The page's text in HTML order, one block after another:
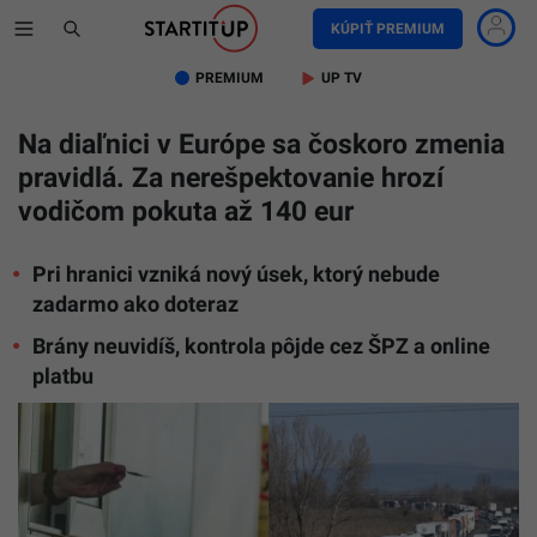
KÚPIŤ PREMIUM
PREMIUM UP TV
Na diaľnici v Európe sa čoskoro zmenia
pravidlá. Za nerešpektovanie hrozí
vodičom pokuta až 140 eur
Pri hranici vzniká nový úsek, ktorý nebude
zadarmo ako doteraz
Brány neuvidíš, kontrola pôjde cez ŠPZ a online
platbu
mýta
a